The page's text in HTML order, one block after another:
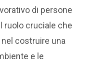
di persone
ruolo cruciale che
costruire una
e le